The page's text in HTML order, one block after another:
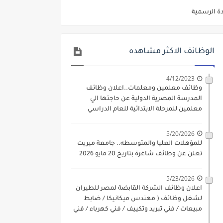
/ تجارة / حقوق / زراعة / تربية / اداب / خدمة اجتماعية
9 يوليو 2026
والاوراق المطلوبة وكيفية التقديم
فني كهرباء / فني غلايات / فني غازات / فني سباك )
والتقديم حتي 17 يونيو 2026
الوظائف الاكثر مشاهده
4/12/2023
وظائف معلمين ومعلمات..اعلان وظائف
المدرسة المصرية الدولية عن حاجتها الي
معلمين للمرحلة الابتدائية للعام الدراسي
5/20/2026
للمؤهلات العليا والمتوسطه.. جامعة ميريت
تعلن عن وظائف شاغرة بتاريخ 20 مايو 2026
5/23/2026
اعلان وظائف الشركة القابضة لمصر للطيران
لشغل وظائف ( مهندس ميكانيكا / ضابط
مبيعات / فني تبريد وتكييف / فني كهرباء / فني